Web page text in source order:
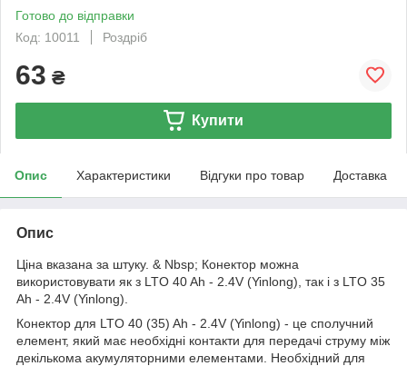
Готово до відправки
Код: 10011
Роздріб
63 ₴
Купити
Опис Характеристики Відгуки про товар Доставка
Опис
Ціна вказана за штуку. & Nbsp; Конектор можна
використовувати як з LTO 40 Ah - 2.4V (Yinlong), так і з LTO 35
Ah - 2.4V (Yinlong).
Конектор для LTO 40 (35) Ah - 2.4V (Yinlong) - це сполучний
елемент, який має необхідні контакти для передачі струму між
декількома акумуляторними елементами. Необхідний для